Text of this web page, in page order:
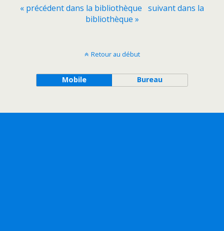
« précédent dans la bibliothèque suivant dans la
bibliothèque »
Retour au début
Mobile Bureau